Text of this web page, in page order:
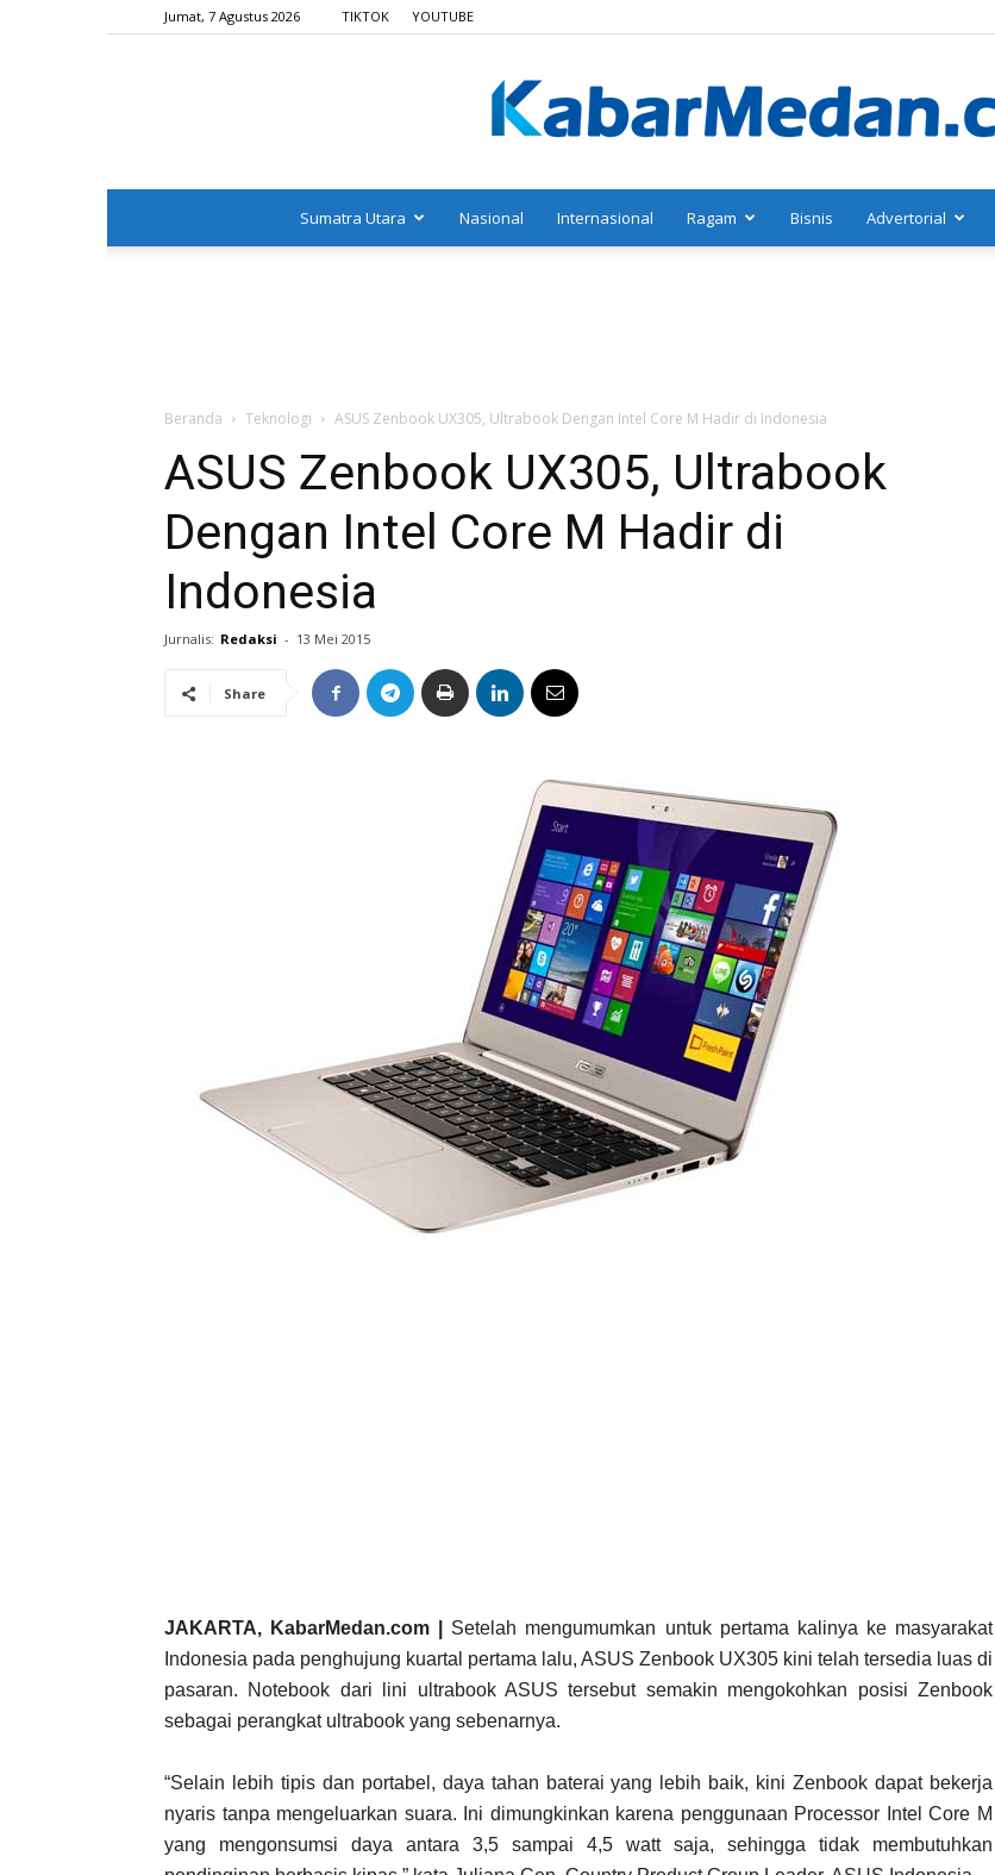
Jumat, 7 Agustus 2026 TIKTOK YOUTUBE
Sumatra Utara Nasional Internasional Ragam Bisnis Advertorial
Beranda Teknologi ASUS Zenbook UX305, Ultrabook Dengan Intel Core M Hadir di Indonesia
ASUS Zenbook UX305, Ultrabook
Dengan Intel Core M Hadir di
Indonesia
Jurnalis: Redaksi - 13 Mei 2015
Share
JAKARTA, KabarMedan.com | Setelah mengumumkan untuk pertama kalinya ke masyarakat
Indonesia pada penghujung kuartal pertama lalu, ASUS Zenbook UX305 kini telah tersedia luas di
pasaran. Notebook dari lini ultrabook ASUS tersebut semakin mengokohkan posisi Zenbook
sebagai perangkat ultrabook yang sebenarnya.
“Selain lebih tipis dan portabel, daya tahan baterai yang lebih baik, kini Zenbook dapat bekerja
nyaris tanpa mengeluarkan suara. Ini dimungkinkan karena penggunaan Processor Intel Core M
yang mengonsumsi daya antara 3,5 sampai 4,5 watt saja, sehingga tidak membutuhkan